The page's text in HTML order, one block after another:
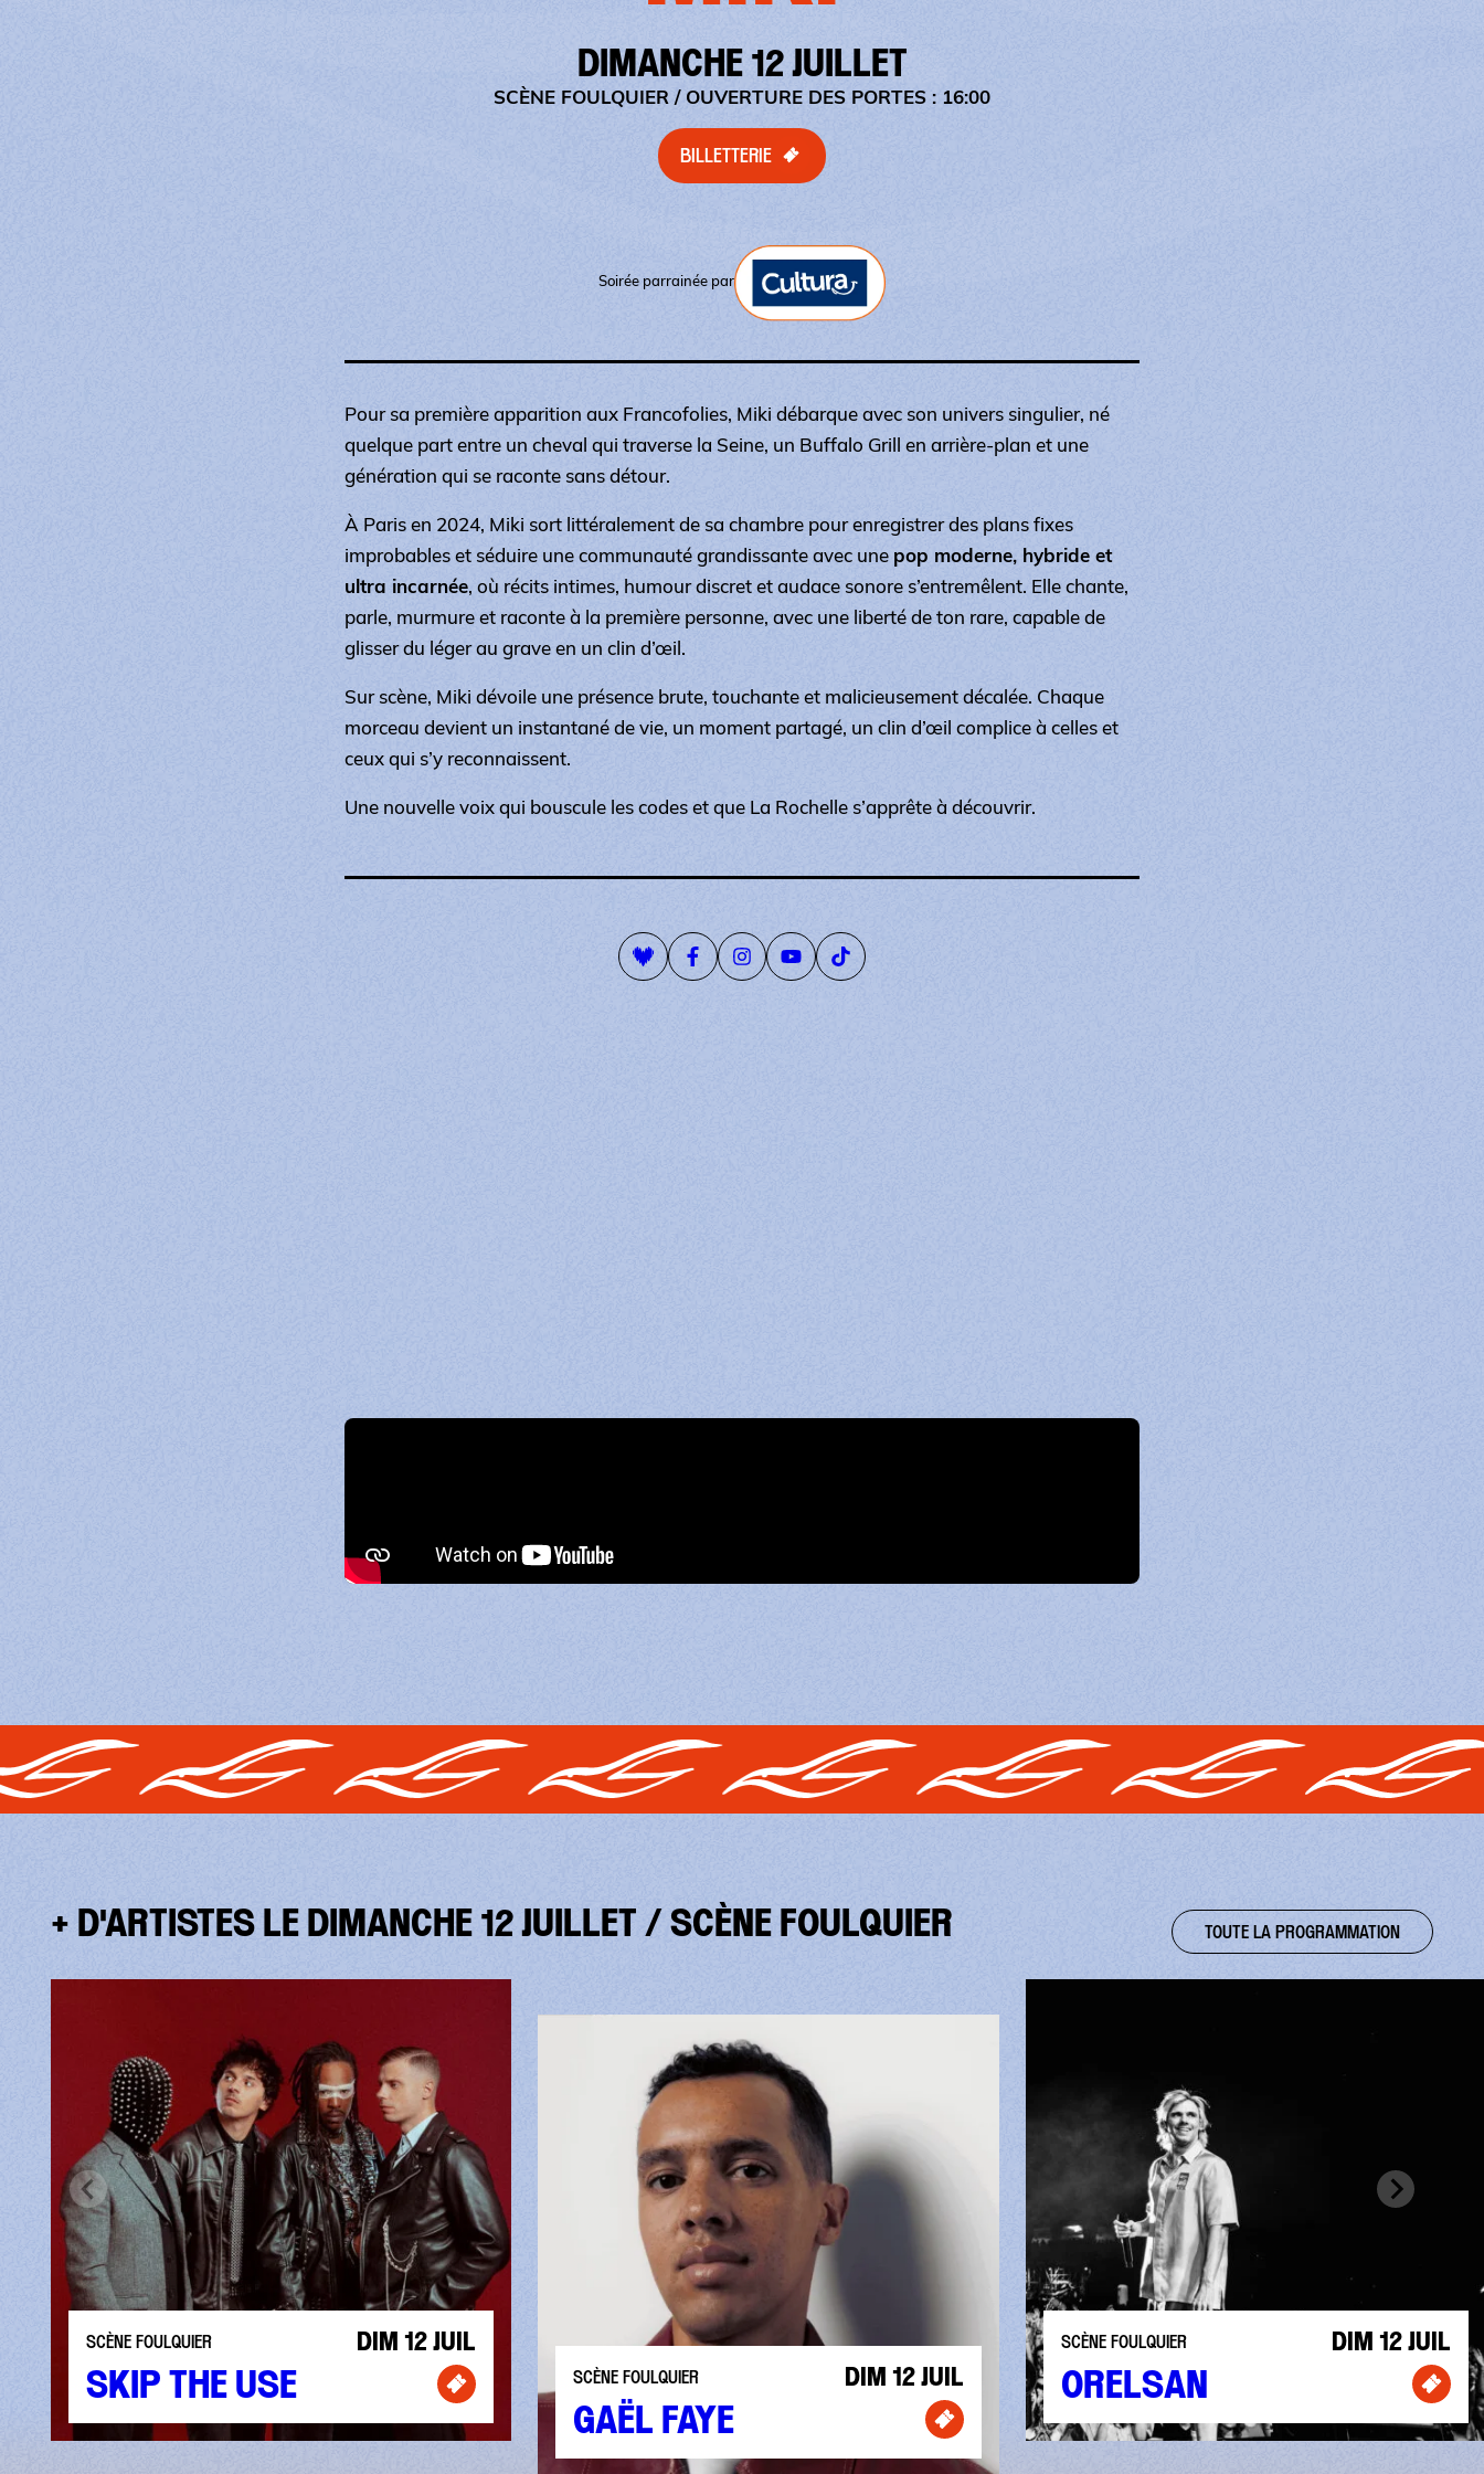
DIMANCHE 12 JUILLET
SCÈNE FOULQUIER / OUVERTURE DES PORTES : 16:00
BILLETTERIE
Soirée parrainée par
Pour sa première apparition aux Francofolies, Miki débarque avec son univers singulier, né
quelque part entre un cheval qui traverse la Seine, un Buffalo Grill en arrière-plan et une
génération qui se raconte sans détour.
À Paris en 2024, Miki sort littéralement de sa chambre pour enregistrer des plans fixes
improbables et séduire une communauté grandissante avec une pop moderne, hybride et
ultra incarnée, où récits intimes, humour discret et audace sonore s’entremêlent. Elle chante,
parle, murmure et raconte à la première personne, avec une liberté de ton rare, capable de
glisser du léger au grave en un clin d’œil.
Sur scène, Miki dévoile une présence brute, touchante et malicieusement décalée. Chaque
morceau devient un instantané de vie, un moment partagé, un clin d’œil complice à celles et
ceux qui s’y reconnaissent.
Une nouvelle voix qui bouscule les codes et que La Rochelle s’apprête à découvrir.
Playlist Deezer
Page Facebook
Compte Instagram
Page Youtube
Compte Tiktok
+ D'ARTISTES LE DIMANCHE 12 JUILLET / SCÈNE FOULQUIER TOUTE LA PROGRAMMATION
SCÈNE FOULQUIER DIM 12 JUIL
SKIP THE USE Billetterie pour Skip The Use
SCÈNE FOULQUIER DIM 12 JUIL
GAËL FAYE Billetterie pour Gaël Faye
SCÈNE FOULQUIER DIM 12 JUIL
ORELSAN